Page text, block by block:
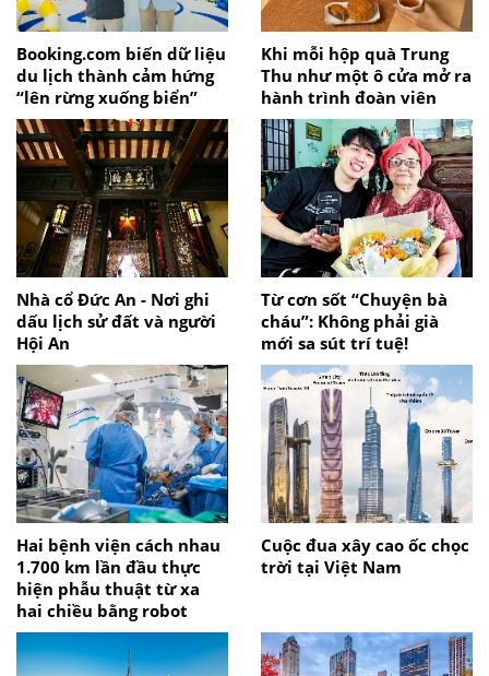
Booking.com biến dữ liệu
du lịch thành cảm hứng
“lên rừng xuống biển”
Khi mỗi hộp quà Trung
Thu như một ô cửa mở ra
hành trình đoàn viên
Nhà cổ Đức An - Nơi ghi
dấu lịch sử đất và người
Hội An
Từ cơn sốt “Chuyện bà
cháu”: Không phải già
mới sa sút trí tuệ!
Hai bệnh viện cách nhau
1.700 km lần đầu thực
hiện phẫu thuật từ xa
hai chiều bằng robot
Cuộc đua xây cao ốc chọc
trời tại Việt Nam